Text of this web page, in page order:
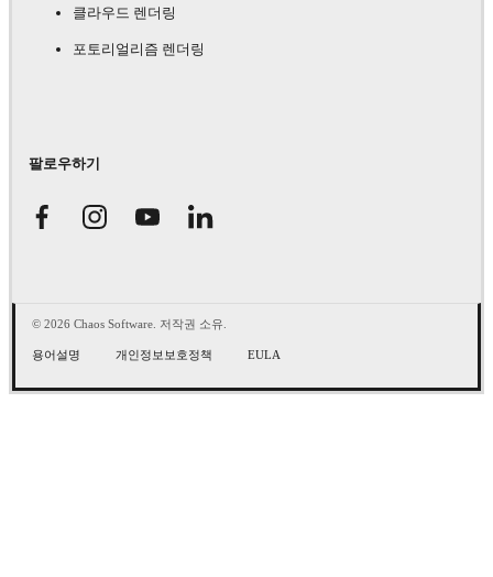
클라우드 렌더링
포토리얼리즘 렌더링
팔로우하기
© 2026 Chaos Software. 저작권 소유.
용어설명 개인정보보호정책 EULA